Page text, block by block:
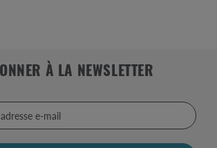
À LA NEWSLETTER